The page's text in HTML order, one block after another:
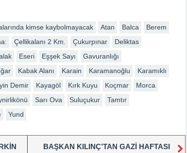
kimse kaybolmayacak Atan Balca
Berem
Çellikalanı 2 Km. Çukurpınar
Deliktas
Eseri Eşşek Sayı
Gavuranlığı
Kabak Alanı Karain Karamanoğlu
Karamıklı
Demir
Kayagöl Kırk Kuyu Koçmar
Morca
Sarı Ova Suluçukur
Tamtır
Yund
BAŞKAN KILINÇ’TAN GAZİ HAFTASI